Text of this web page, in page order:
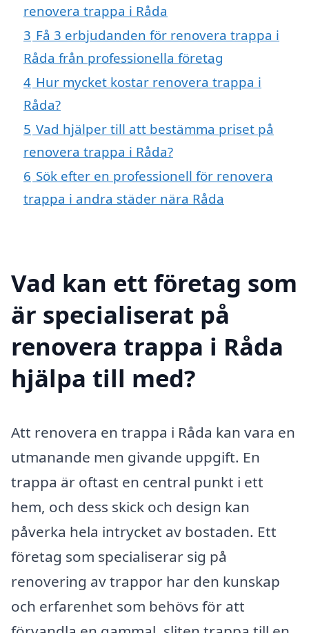
renovera trappa i Råda
3 Få 3 erbjudanden för renovera trappa i
Råda från professionella företag
4 Hur mycket kostar renovera trappa i
Råda?
5 Vad hjälper till att bestämma priset på
renovera trappa i Råda?
6 Sök efter en professionell för renovera
trappa i andra städer nära Råda
Vad kan ett företag som
är specialiserat på
renovera trappa i Råda
hjälpa till med?
Att renovera en trappa i Råda kan vara en
utmanande men givande uppgift. En
trappa är oftast en central punkt i ett
hem, och dess skick och design kan
påverka hela intrycket av bostaden. Ett
företag som specialiserar sig på
renovering av trappor har den kunskap
och erfarenhet som behövs för att